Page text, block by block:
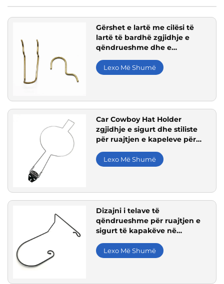
Gërshet e lartë me cilësi të
lartë të bardhë zgjidhje e
qëndrueshme dhe e
shtëpi dhe industri
Lexo Më Shumë
Car Cowboy Hat Holder
zgjidhje e sigurt dhe stiliste
për ruajtjen e kapeleve për
Lexo Më Shumë
Dizajni i telave të
qëndrueshme për ruajtjen e
sigurt të kapakëve në
Lexo Më Shumë